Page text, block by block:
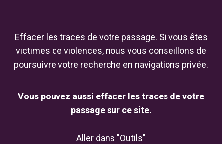
Effacer les traces de votre passage. Si vous êtes
victimes de violences, nous vous conseillons de
poursuivre votre recherche en navigations privée.
Vous pouvez aussi effacer les traces de votre
passage sur ce site.
Aller dans "Outils"